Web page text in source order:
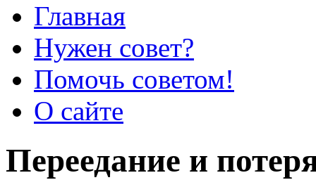
Главная
Нужен совет?
Помочь советом!
О сайте
Переедание и